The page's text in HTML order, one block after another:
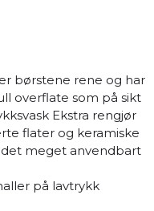
børstene rene og har
overflate som på sikt
Ekstra rengjør
flater og keramiske
meget anvendbart
på lavtrykk